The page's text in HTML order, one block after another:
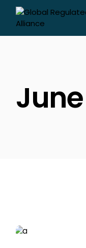
content